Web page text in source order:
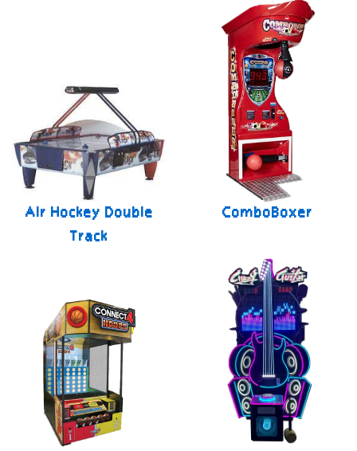
Air Hockey Double
Track
ComboBoxer